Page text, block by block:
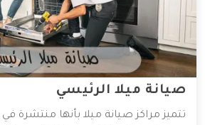
صيانة ميلا الرئيسي
تتميز مراكز صيانة ميلا بأنها منتشرة